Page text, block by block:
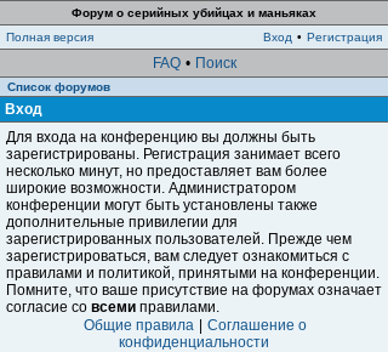
Форум о серийных убийцах и маньяках
Полная версия
Вход • Регистрация
FAQ • Поиск
Список форумов
Вход
Для входа на конференцию вы должны быть
зарегистрированы. Регистрация занимает всего
несколько минут, но предоставляет вам более
широкие возможности. Администратором
конференции могут быть установлены также
дополнительные привилегии для
зарегистрированных пользователей. Прежде чем
зарегистрироваться, вам следует ознакомиться с
правилами и политикой, принятыми на конференции.
Помните, что ваше присутствие на форумах означает
согласие со всеми правилами.
Общие правила
Соглашение о
конфиденциальности